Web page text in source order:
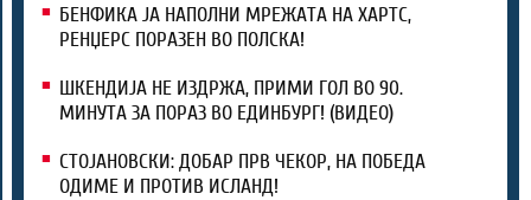
БЕНФИКА ЈА НАПОЛНИ МРЕЖАТА НА ХАРТС,
РЕНЏЕРС ПОРАЗЕН ВО ПОЛСКА!
ШКЕНДИЈА НЕ ИЗДРЖА, ПРИМИ ГОЛ ВО 90.
МИНУТА ЗА ПОРАЗ ВО ЕДИНБУРГ! (ВИДЕО)
СТОЈАНОВСКИ: ДОБАР ПРВ ЧЕКОР, НА ПОБЕДА
ОДИМЕ И ПРОТИВ ИСЛАНД!